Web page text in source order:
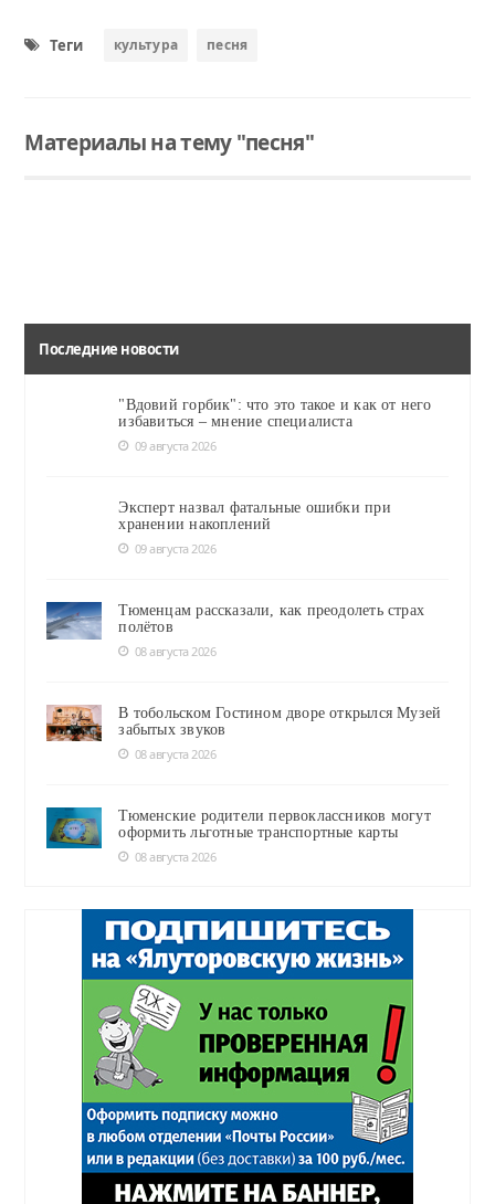
Теги культура песня
Материалы на тему "песня"
Последние новости
"Вдовий горбик": что это такое и как от него
избавиться – мнение специалиста
09 августа 2026
Эксперт назвал фатальные ошибки при
хранении накоплений
09 августа 2026
Тюменцам рассказали, как преодолеть страх
полётов
08 августа 2026
В тобольском Гостином дворе открылся Музей
забытых звуков
08 августа 2026
Тюменские родители первоклассников могут
оформить льготные транспортные карты
08 августа 2026